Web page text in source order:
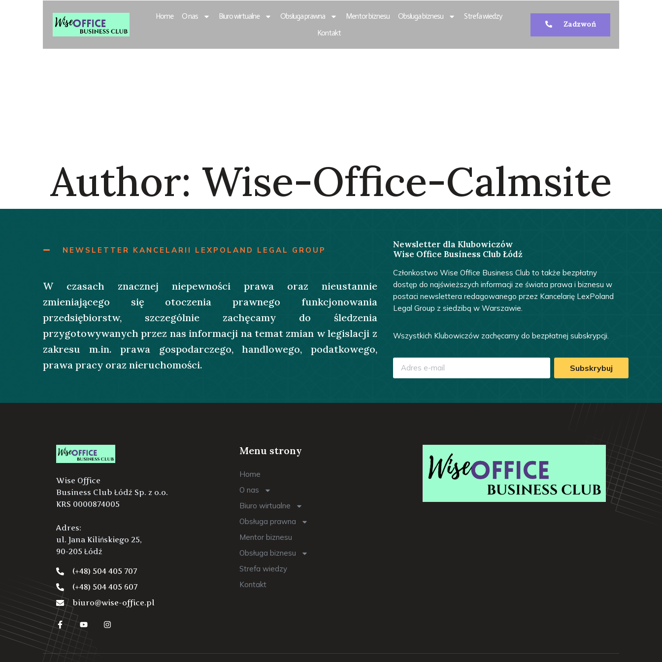
Home O nas Biuro wirtualne Obsługa prawna Mentor biznesu Obsługa biznesu
Strefa wiedzy
Kontakt
Zadzwoń
Author: Wise-Office-Calmsite
NEWSLETTER KANCELARII LEXPOLAND LEGAL GROUP
W czasach znacznej niepewności prawa oraz nieustannie
zmieniającego się otoczenia prawnego funkcjonowania
przedsiębiorstw, szczególnie zachęcamy do śledzenia
przygotowywanych przez nas informacji na temat zmian w legislacji z
zakresu m.in. prawa gospodarczego, handlowego, podatkowego,
prawa pracy oraz nieruchomości.
Newsletter dla Klubowiczów
Wise Office Business Club Łódź
Członkostwo Wise Office Business Club to także bezpłatny
dostęp do najświeższych informacji ze świata prawa i biznesu w
postaci newslettera redagowanego przez Kancelarię LexPoland
Legal Group z siedzibą w Warszawie.
Wszystkich Klubowiczów zachęcamy do bezpłatnej subskrypcji.
Subskrybuj
Wise Office
Business Club Łódź Sp. z o.o.
KRS 0000874005
Adres:
ul. Jana Kilińskiego 25,
90-205 Łódź
(+48) 504 405 707
(+48) 504 405 607
biuro@wise-office.pl
Menu strony
Home
O nas
Biuro wirtualne
Obsługa prawna
Mentor biznesu
Obsługa biznesu
Strefa wiedzy
Kontakt